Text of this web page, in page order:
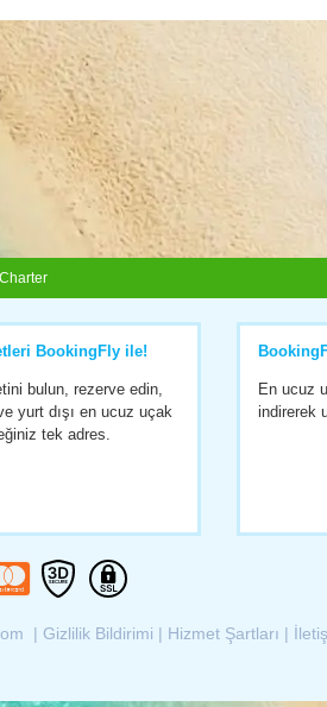
Charter
BookingFly ile!
bulun, rezerve edin,
yurt dışı en ucuz uçak
tek adres.
En ucuz
indirerek
| Gizlilik Bildirimi | Hizmet Şartları |